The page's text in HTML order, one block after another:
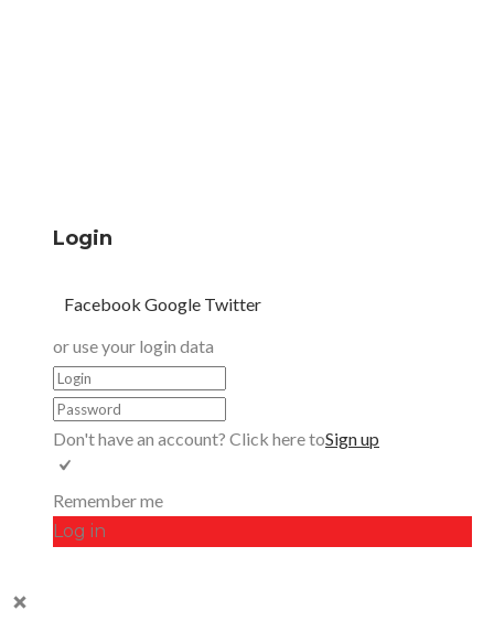
Login
Facebook Google Twitter
or use your login data
Don't have an account? Click here toSign up
Remember me
Log in